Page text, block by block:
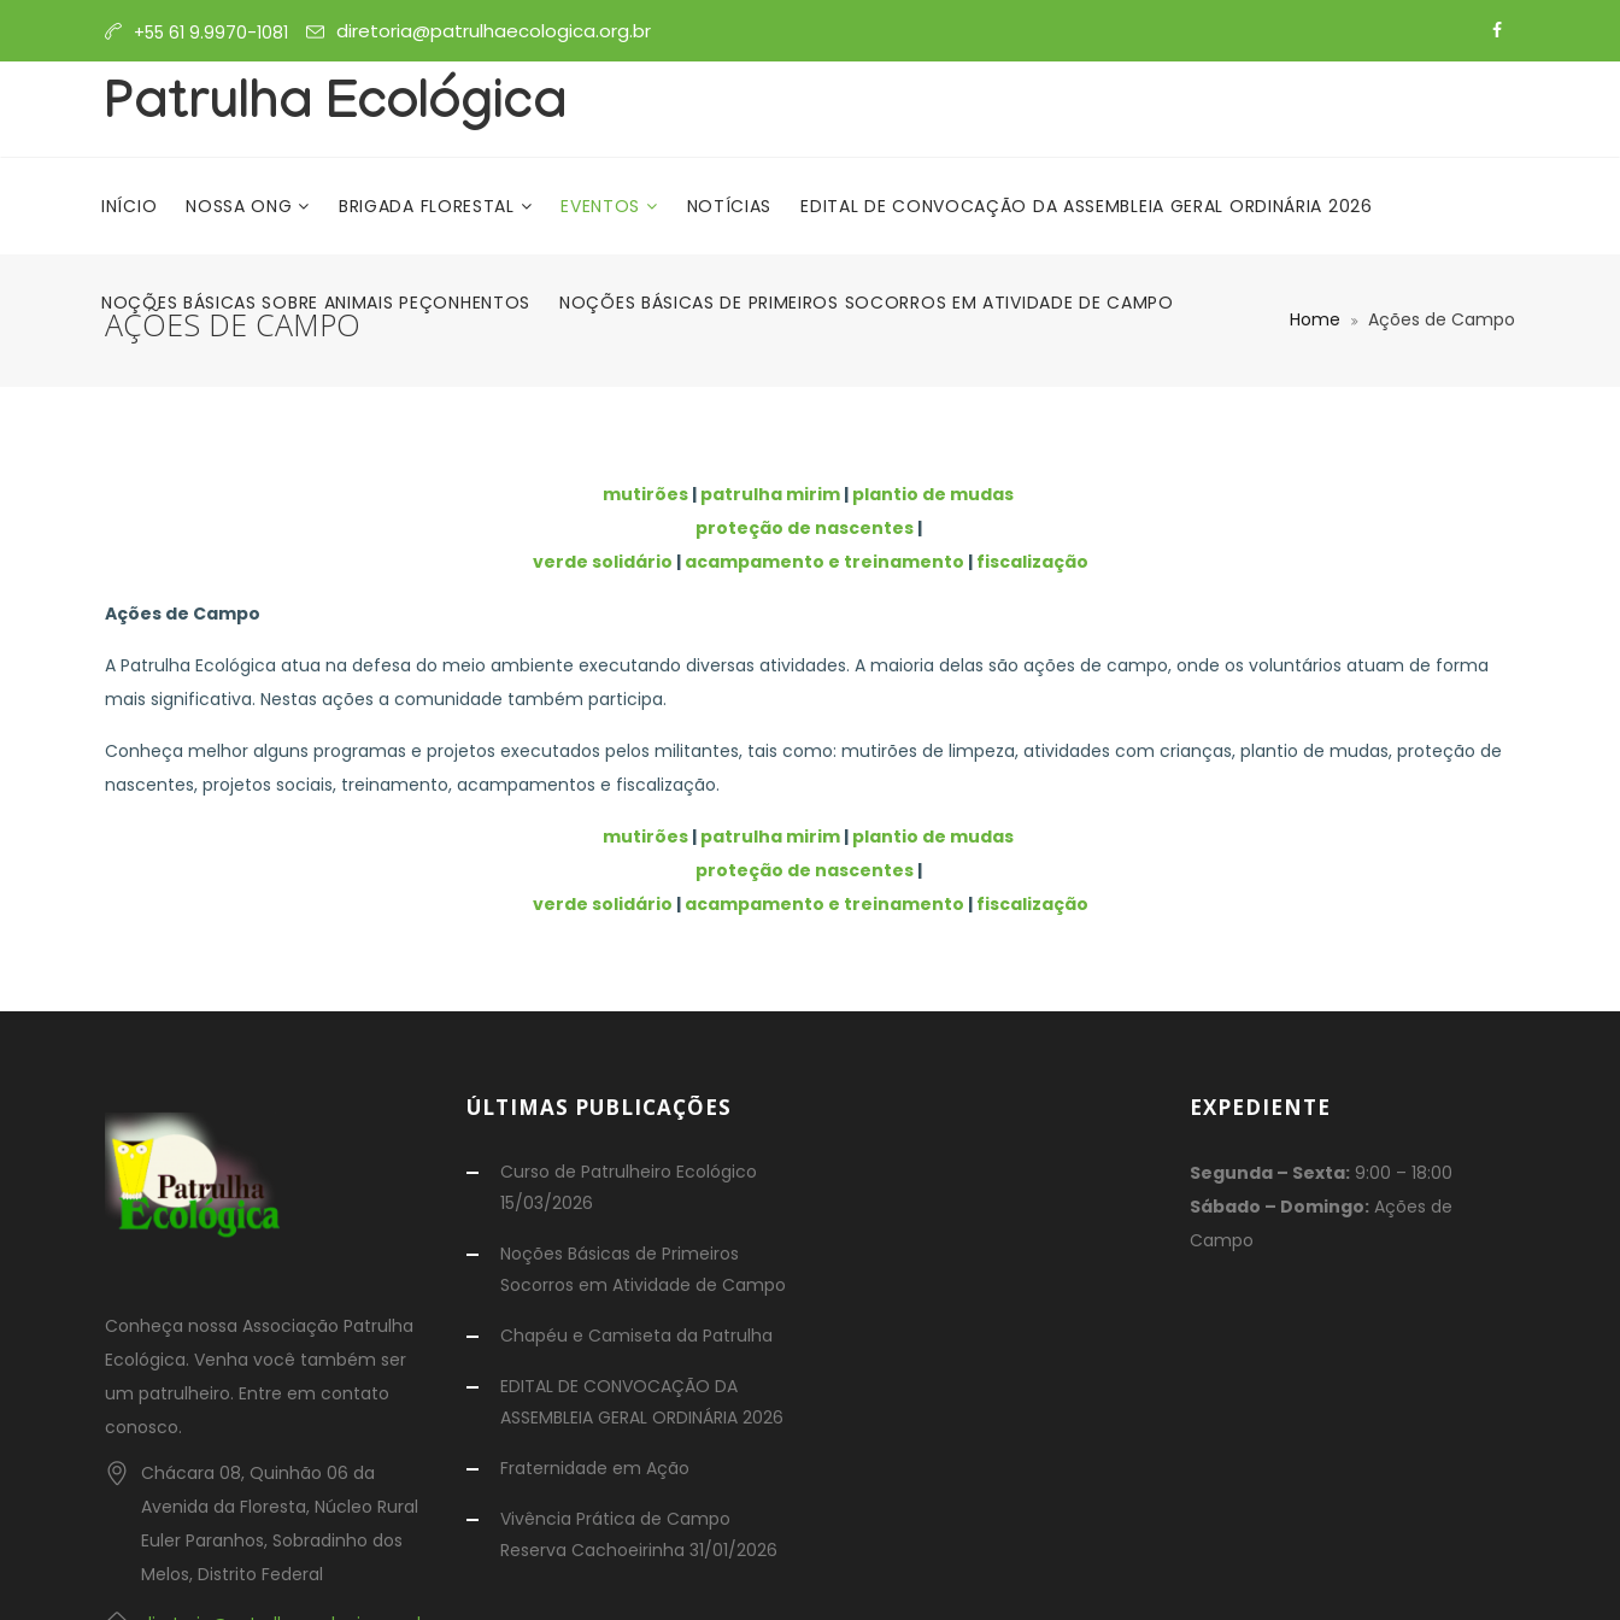
+55 61 9.9970-1081 diretoria@patrulhaecologica.org.br
Patrulha Ecológica
INÍCIO NOSSA ONG BRIGADA FLORESTAL EVENTOS NOTÍCIAS EDITAL DE CONVOCAÇÃO DA ASSEMBLEIA GERAL ORDINÁRIA 2026
NOÇÕES BÁSICAS SOBRE ANIMAIS PEÇONHENTOS NOÇÕES BÁSICAS DE PRIMEIROS SOCORROS EM ATIVIDADE DE CAMPO
AÇÕES DE CAMPO Home Ações de Campo
mutirões | patrulha mirim | plantio de mudas
proteção de nascentes|
verde solidário | acampamento e treinamento | fiscalização
Ações de Campo
A Patrulha Ecológica atua na defesa do meio ambiente executando diversas atividades. A maioria delas são ações de campo, onde os voluntários atuam de forma
mais significativa. Nestas ações a comunidade também participa.
Conheça melhor alguns programas e projetos executados pelos militantes, tais como: mutirões de limpeza, atividades com crianças, plantio de mudas, proteção de
nascentes, projetos sociais, treinamento, acampamentos e fiscalização.
mutirões | patrulha mirim | plantio de mudas
proteção de nascentes|
verde solidário | acampamento e treinamento | fiscalização
Conheça nossa Associação Patrulha
Ecológica. Venha você também ser
um patrulheiro. Entre em contato
conosco.
Chácara 08, Quinhão 06 da
Avenida da Floresta, Núcleo Rural
Euler Paranhos, Sobradinho dos
Melos, Distrito Federal
ÚLTIMAS PUBLICAÇÕES
Curso de Patrulheiro Ecológico
15/03/2026
Noções Básicas de Primeiros
Socorros em Atividade de Campo
Chapéu e Camiseta da Patrulha
EDITAL DE CONVOCAÇÃO DA
ASSEMBLEIA GERAL ORDINÁRIA 2026
Fraternidade em Ação
Vivência Prática de Campo
Reserva Cachoeirinha 31/01/2026
EXPEDIENTE
Segunda – Sexta: 9:00 – 18:00
Sábado – Domingo: Ações de
Campo